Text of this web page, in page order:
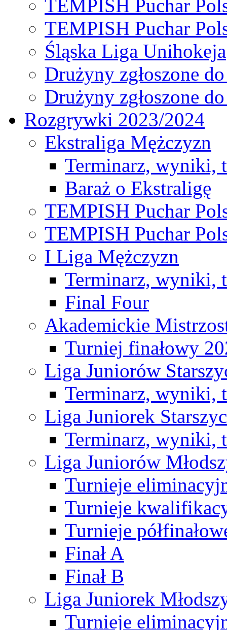
TEMPISH Puchar
TEMPISH Puchar
Śląska Liga Unihokeja
Drużyny zgłoszone
Drużyny zgłoszone
Rozgrywki 2023/2024
Ekstraliga Mężczyzn
Terminarz, wyniki,
Baraż o Ekstraligę
TEMPISH Puchar
TEMPISH Puchar
I Liga Mężczyzn
Terminarz, wyniki,
Final Four
Akademickie
Turniej finałowy
Liga Juniorów
Terminarz, wyniki,
Liga Juniorek
Terminarz, wyniki,
Liga Juniorów
Turnieje
Turnieje
Turnieje
Finał A
Finał B
Liga Juniorek
Turnieje